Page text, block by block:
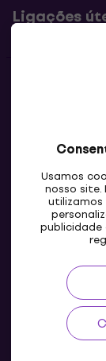
Usamos
nosso
publicidade
Ligações